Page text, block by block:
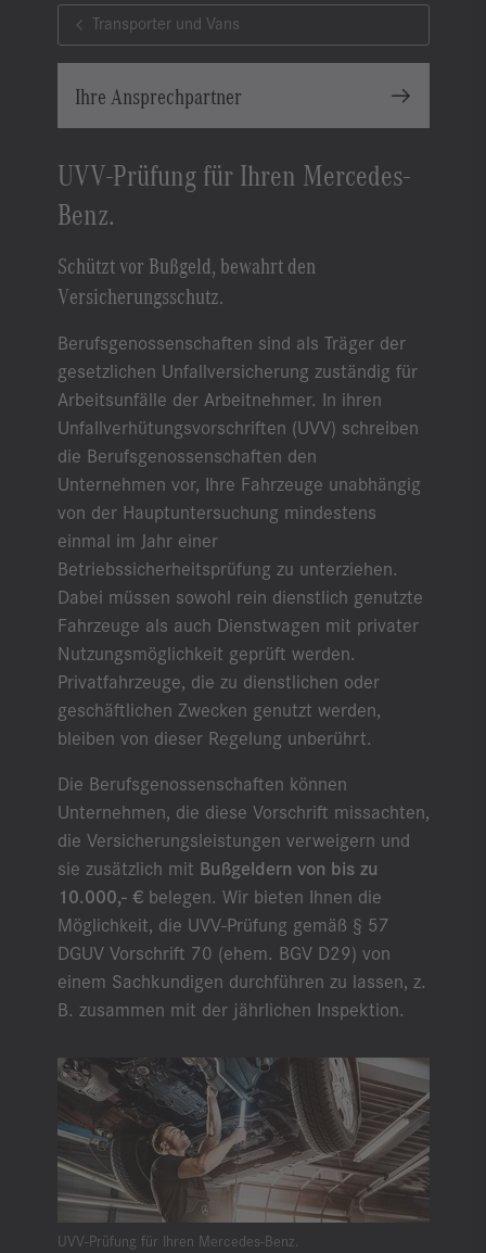
Transporter und Vans
Ihre Ansprechpartner
UVV-Prüfung für Ihren Mercedes-
Benz.
Schützt vor Bußgeld, bewahrt den
Versicherungsschutz.
Berufsgenossenschaften sind als Träger der
gesetzlichen Unfallversicherung zuständig für
Arbeitsunfälle der Arbeitnehmer. In ihren
Unfallverhütungsvorschriften (UVV) schreiben
die Berufsgenossenschaften den
Unternehmen vor, Ihre Fahrzeuge unabhängig
von der Hauptuntersuchung mindestens
einmal im Jahr einer
Betriebssicherheitsprüfung zu unterziehen.
Dabei müssen sowohl rein dienstlich genutzte
Fahrzeuge als auch Dienstwagen mit privater
Nutzungsmöglichkeit geprüft werden.
Privatfahrzeuge, die zu dienstlichen oder
geschäftlichen Zwecken genutzt werden,
bleiben von dieser Regelung unberührt.
Die Berufsgenossenschaften können
Unternehmen, die diese Vorschrift missachten,
die Versicherungsleistungen verweigern und
sie zusätzlich mit Bußgeldern von bis zu
10.000,- € belegen. Wir bieten Ihnen die
Möglichkeit, die UVV-Prüfung gemäß § 57
DGUV Vorschrift 70 (ehem. BGV D29) von
einem Sachkundigen durchführen zu lassen, z.
B. zusammen mit der jährlichen Inspektion.
UVV-Prüfung für Ihren Mercedes-Benz.